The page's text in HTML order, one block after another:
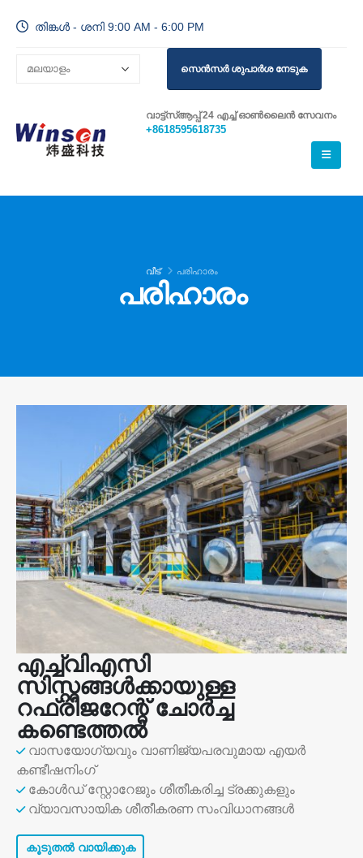
തിങ്കൾ - ശനി 9:00 AM - 6:00 PM
സെൻസർ ശുപാർശ നേടുക
വാട്ട്സ്ആപ്പ് 24 എച്ച് ഓൺലൈൻ സേവനം
+8618595618735
വീട് പരിഹാരം
പരിഹാരം
എച്ച്വിഎസി
സിസ്റ്റങ്ങൾക്കായുള്ള
റഫ്രിജറേന്റ് ചോർച്ച
കണ്ടെത്തൽ
വാസയോഗ്യവും വാണിജ്യപരവുമായ എയർ
കണ്ടീഷനിംഗ്
കോൾഡ് സ്റ്റോറേജും ശീതീകരിച്ച ട്രക്കുകളും
വ്യാവസായിക ശീതീകരണ സംവിധാനങ്ങൾ
കൂടുതൽ വായിക്കുക